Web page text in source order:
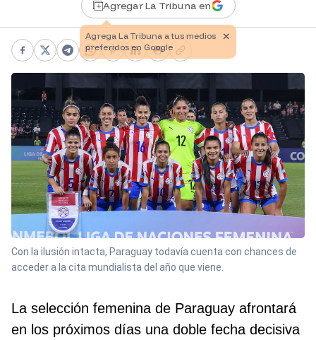
Agregar La Tribuna en
Facebook
X Telegram
WhatsApp
Pinterest
LinkedIn
PrintCopy link
Con la ilusión intacta, Paraguay todavía cuenta con chances de
acceder a la cita mundialista del año que viene.
La selección femenina de Paraguay afrontará
en los próximos días una doble fecha decisiva